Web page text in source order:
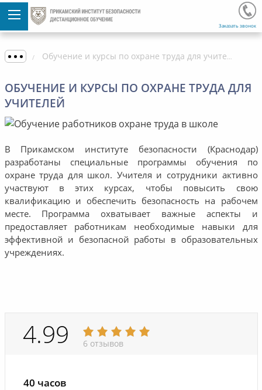
Заказать звонок
Обучение и курсы по охране труда для учителей
ОБУЧЕНИЕ И КУРСЫ ПО ОХРАНЕ ТРУДА ДЛЯ
УЧИТЕЛЕЙ
В Прикамском институте безопасности (Краснодар)
разработаны специальные программы обучения по
охране труда для школ. Учителя и сотрудники активно
участвуют в этих курсах, чтобы повысить свою
квалификацию и обеспечить безопасность на рабочем
месте. Программа охватывает важные аспекты и
предоставляет работникам необходимые навыки для
эффективной и безопасной работы в образовательных
учреждениях.
4.99 6 отзывов
40 часов